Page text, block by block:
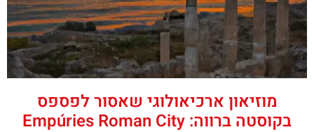
מוזיאון ארכיאולוגי שאסור לפספס
בקוסטה ברווה: Empúries Roman City